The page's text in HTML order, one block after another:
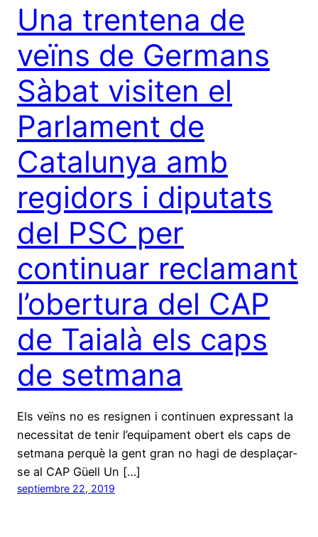
Una trentena de
veïns de Germans
Sàbat visiten el
Parlament de
Catalunya amb
regidors i diputats
del PSC per
continuar reclamant
l’obertura del CAP
de Taialà els caps
de setmana
Els veïns no es resignen i continuen expressant la
necessitat de tenir l’equipament obert els caps de
setmana perquè la gent gran no hagi de desplaçar-
se al CAP Güell Un […]
septiembre 22, 2019